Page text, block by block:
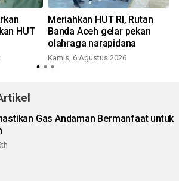
HUT
Meriahkan HUT RI, Rutan
Banda Aceh gelar pekan
olahraga narapidana
Kamis, 6 Agustus 2026
Gas Andaman Bermanfaat untuk